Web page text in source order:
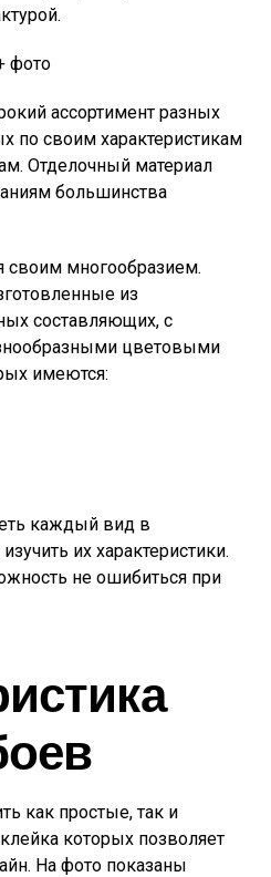
ассортимент разных
по своим характеристикам
Отделочный материал
большинства
своим многообразием.
из
составляющих, с
цветовыми
имеются:
каждый вид в
их характеристики.
не ошибиться при
как простые, так и
которых позволяет
На фото показаны